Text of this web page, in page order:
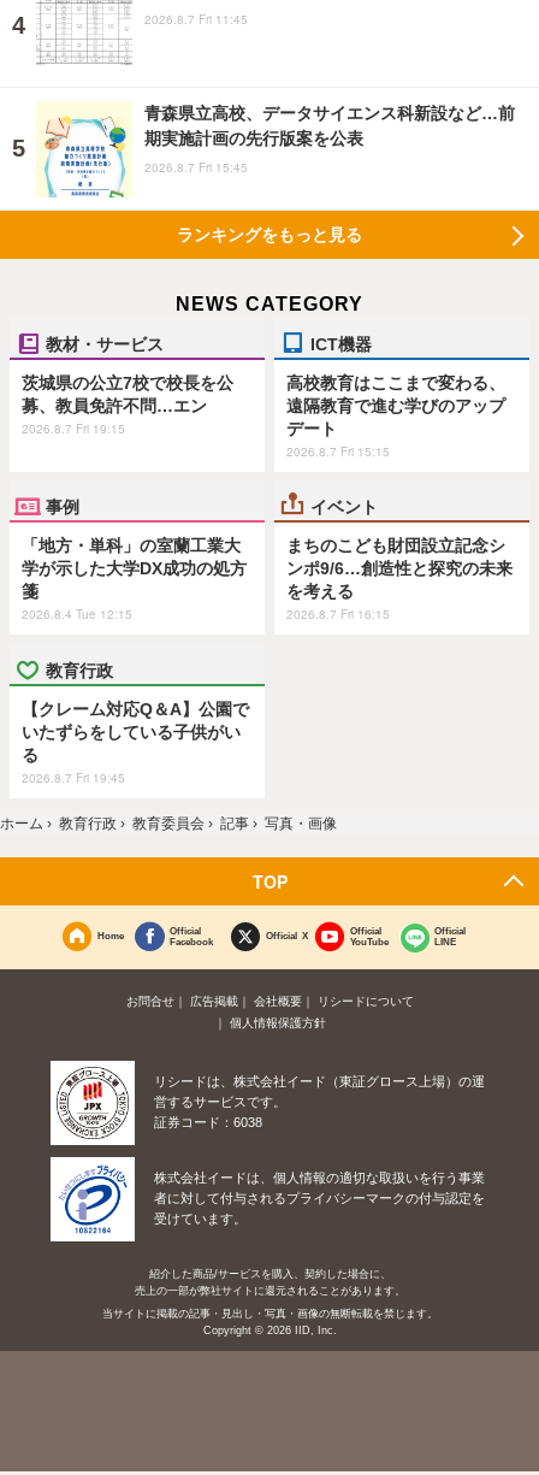
2026.8.7 Fri 11:45
青森県立高校、データサイエンス科新設など…前
期実施計画の先行版案を公表
2026.8.7 Fri 15:45
ランキングをもっと見る
NEWS CATEGORY
教材・サービス
茨城県の公立7校で校長を公
募、教員免許不問…エン
2026.8.7 Fri 19:15
ICT機器
高校教育はここまで変わる、
遠隔教育で進む学びのアップ
デート
2026.8.7 Fri 15:15
事例
「地方・単科」の室蘭工業大
学が示した大学DX成功の処方
箋
2026.8.4 Tue 12:15
イベント
まちのこども財団設立記念シ
ンポ9/6…創造性と探究の未来
を考える
2026.8.7 Fri 16:15
教育行政
【クレーム対応Q＆A】公園で
いたずらをしている子供がい
る
2026.8.7 Fri 19:45
ホーム › 教育行政 › 教育委員会 › 記事 › 写真・画像
TOP
Home
Official
Facebook
Official X
Official
YouTube
Official
LINE
お問合せ 広告掲載 会社概要
リシードについて
個人情報保護方針
リシードは、株式会社イード（東証グロース上場）の運
営するサービスです。
証券コード：6038
株式会社イードは、個人情報の適切な取扱いを行う事業
者に対して付与されるプライバシーマークの付与認定を
受けています。
紹介した商品/サービスを購入、契約した場合に、
売上の一部が弊社サイトに還元されることがあります。
当サイトに掲載の記事・見出し・写真・画像の無断転載を禁じます。
Copyright © 2026 IID, Inc.